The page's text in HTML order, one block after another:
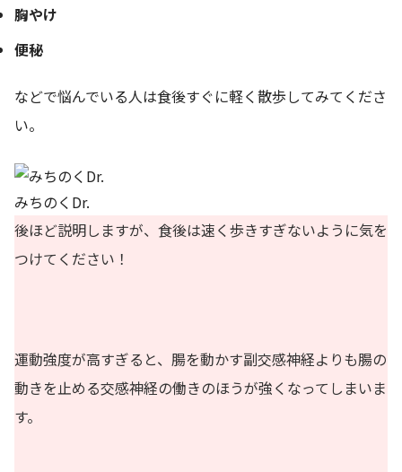
胸やけ
便秘
などで悩んでいる人は食後すぐに軽く散歩してみてくださ
い。
みちのくDr.
後ほど説明しますが、食後は速く歩きすぎないように気を
つけてください！
運動強度が高すぎると、腸を動かす副交感神経よりも腸の
動きを止める交感神経の働きのほうが強くなってしまいま
す。